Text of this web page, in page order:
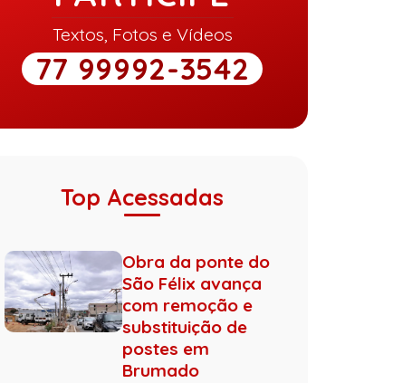
Textos, Fotos e Vídeos
77 99992-3542
Top Acessadas
Obra da ponte do
São Félix avança
com remoção e
substituição de
postes em
Brumado